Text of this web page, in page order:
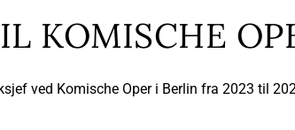
KOMISCHE
ved Komische Oper i Berlin fra 2023 til